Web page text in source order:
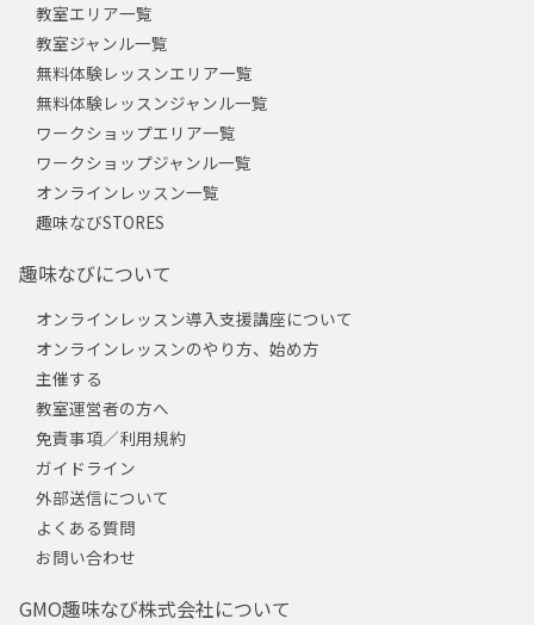
教室エリア一覧
教室ジャンル一覧
無料体験レッスンエリア一覧
無料体験レッスンジャンル一覧
ワークショップエリア一覧
ワークショップジャンル一覧
オンラインレッスン一覧
趣味なびSTORES
趣味なびについて
オンラインレッスン導入支援講座について
オンラインレッスンのやり方、始め方
主催する
教室運営者の方へ
免責事項／利用規約
ガイドライン
外部送信について
よくある質問
お問い合わせ
GMO趣味なび株式会社について